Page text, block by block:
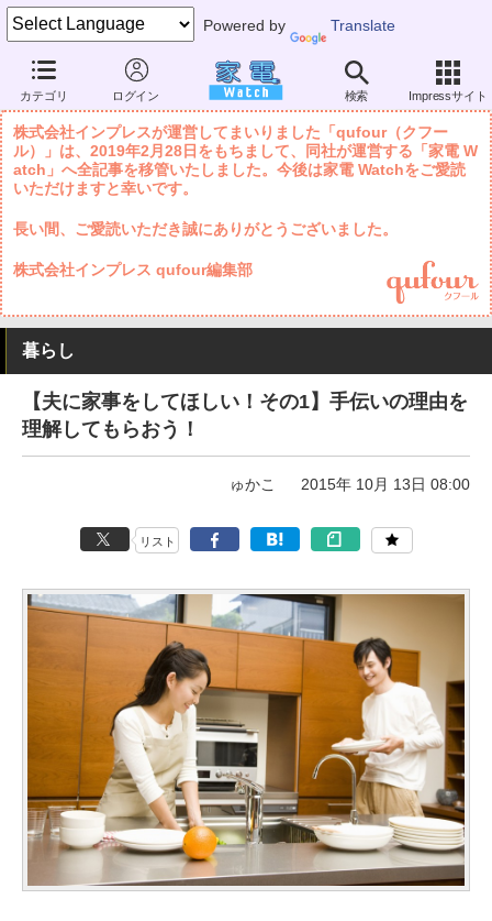
Powered by Translate
カテゴリ ログイン 検索 Impressサイト
家電 Watch 暮らし 健康・人間関係 恋愛・結婚
株式会社インプレスが運営してまいりました「qufour（クフー
ル）」は、2019年2月28日をもちまして、同社が運営する「家電 W
atch」へ全記事を移管いたしました。今後は家電 Watchをご愛読
いただけますと幸いです。
長い間、ご愛読いただき誠にありがとうございました。
株式会社インプレス qufour編集部
暮らし
【夫に家事をしてほしい！その1】手伝いの理由を
理解してもらおう！
ゅかこ 2015年 10月 13日 08:00
リスト